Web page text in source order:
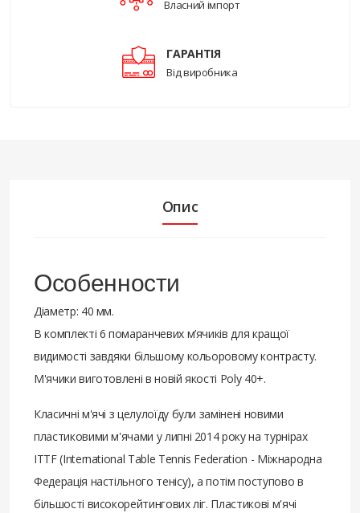
Власний імпорт
ГАРАНТІЯ
Від виробника
Опис
Особенности
Діаметр: 40 мм.
В комплекті 6 помаранчевих м’ячиків для кращої
видимості завдяки більшому кольоровому контрасту.
М'ячики виготовлені в новій якості Poly 40+.
Класичні м'ячі з целулоїду були замінені новими
пластиковими м'ячами у липні 2014 року на турнірах
ITTF (International Table Tennis Federation - Міжнародна
Федерація настільного тенісу), а потім поступово в
більшості високорейтингових ліг. Пластикові м'ячі